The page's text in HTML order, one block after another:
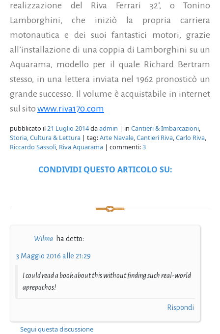
realizzazione del Riva Ferrari 32’, o Tonino
Lamborghini, che iniziò la propria carriera
motonautica e dei suoi fantastici motori, grazie
all’installazione di una coppia di Lamborghini su un
Aquarama, modello per il quale Richard Bertram
stesso, in una lettera inviata nel 1962 pronosticò un
grande successo. Il volume è acquistabile in internet
sul sito www.riva170.com
pubblicato il21 Luglio 2014daadmin | in Cantieri & Imbarcazioni,
Storia, Cultura & Lettura | tag:Arte Navale,Cantieri Riva,Carlo Riva,
Riccardo Sassoli, Riva Aquarama | commenti:3
CONDIVIDI QUESTO ARTICOLO SU:
Wilma ha detto:
3 Maggio 2016 alle 21:29
I could read a book about this without finding such real-world
aprepachos!
Rispondi
Segui questa discussione